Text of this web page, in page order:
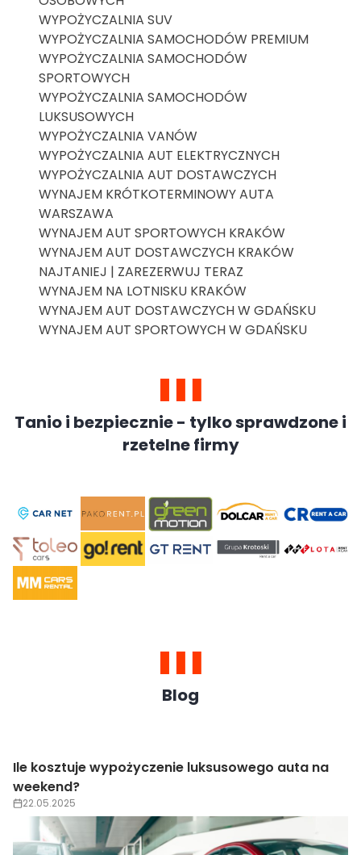
WYPOŻYCZALNIA SUV
WYPOŻYCZALNIA SAMOCHODÓW PREMIUM
WYPOŻYCZALNIA SAMOCHODÓW
SPORTOWYCH
WYPOŻYCZALNIA SAMOCHODÓW
LUKSUSOWYCH
WYPOŻYCZALNIA VANÓW
WYPOŻYCZALNIA AUT ELEKTRYCZNYCH
WYPOŻYCZALNIA AUT DOSTAWCZYCH
WYNAJEM KRÓTKOTERMINOWY AUTA
WARSZAWA
WYNAJEM AUT SPORTOWYCH KRAKÓW
WYNAJEM AUT DOSTAWCZYCH KRAKÓW
NAJTANIEJ | ZAREZERWUJ TERAZ
WYNAJEM NA LOTNISKU KRAKÓW
WYNAJEM AUT DOSTAWCZYCH W GDAŃSKU
WYNAJEM AUT SPORTOWYCH W GDAŃSKU
Tanio i bezpiecznie - tylko sprawdzone i
rzetelne firmy
Blog
Ile kosztuje wypożyczenie luksusowego auta na
weekend?
22.05.2025